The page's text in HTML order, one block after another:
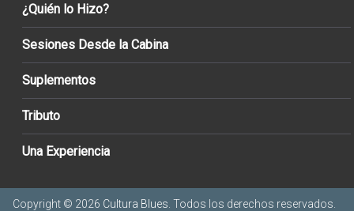
¿Quién lo Hizo?
Sesiones Desde la Cabina
Suplementos
Tributo
Una Experiencia
Copyright © 2026 Cultura Blues . Todos los derechos reservados.